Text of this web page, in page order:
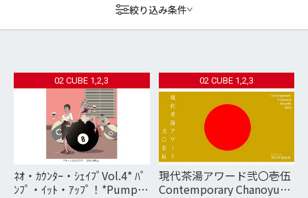
絞り込み条件
02 CUBE 1,2,3
ﾈｵ・ｶｳﾝﾀｰ・ｼｪｲﾌﾟVol.4* ﾊﾟ
ﾝﾌﾟ・ｲｯﾄ・ｱｯﾌﾟ！*Pump it
02 CUBE 1,2,3
現代茶湯アワード弐〇壱伍
Contemporary Chanoyu